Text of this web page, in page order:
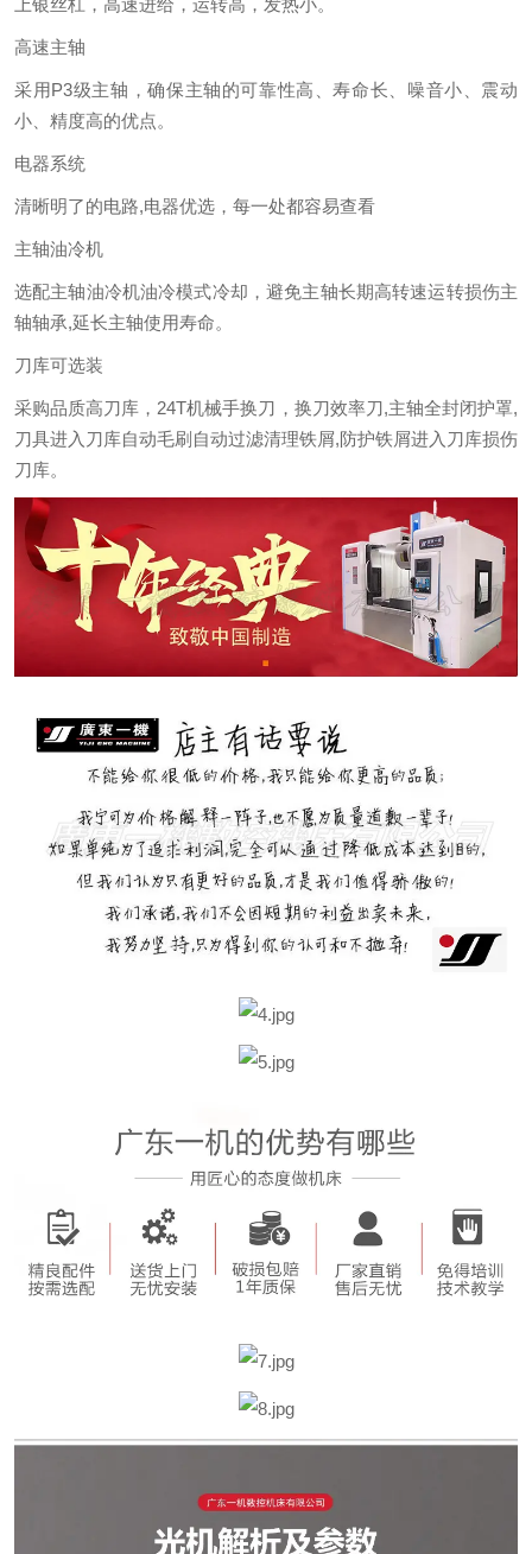
上银丝杠，高速进给，运转高，发热小。
高速主轴
采用P3级主轴，确保主轴的可靠性高、寿命长、噪音小、震动
小、精度高的优点。
电器系统
清晰明了的电路,电器优选，每一处都容易查看
主轴油冷机
选配主轴油冷机油冷模式冷却，避免主轴长期高转速运转损伤主
轴轴承,延长主轴使用寿命。
刀库可选装
采购品质高刀库，24T机械手换刀，换刀效率刀,主轴全封闭护罩,
刀具进入刀库自动毛刷自动过滤清理铁屑,防护铁屑进入刀库损伤
刀库。